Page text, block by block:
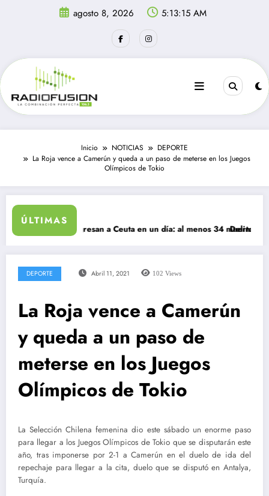
agosto 8, 2026 5:13:16 AM
Inicio NOTICIAS
DEPORTE
La Roja vence a Camerún y queda a un paso de meterse en los Juegos
Olímpicos de Tokio
ÚLTIMAS
migrantes ingresan a Ceuta en un día: al menos 34 muertos en la
Delincuentes
DEPORTE Abril 11, 2021 102 Views
La Roja vence a Camerún
y queda a un paso de
meterse en los Juegos
Olímpicos de Tokio
La Selección Chilena femenina dio este sábado un enorme paso
para llegar a los Juegos Olímpicos de Tokio que se disputarán este
año, tras imponerse por 2-1 a Camerún en el duelo de ida del
repechaje para llegar a la cita, duelo que se disputó en Antalya,
Turquía.